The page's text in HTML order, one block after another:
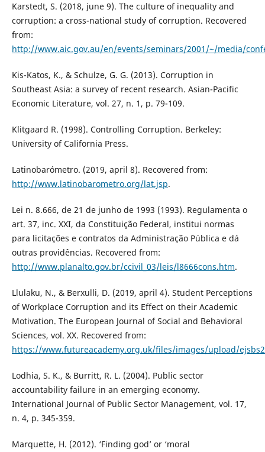
Karstedt, S. (2018, june 9). The culture of inequality and
corruption: a cross-national study of corruption. Recovered
from:
http://www.aic.gov.au/en/events/seminars/2001/~/media/
Kis-Katos, K., & Schulze, G. G. (2013). Corruption in
Southeast Asia: a survey of recent research. Asian-Pacific
Economic Literature, vol. 27, n. 1, p. 79-109.
Klitgaard R. (1998). Controlling Corruption. Berkeley:
University of California Press.
Latinobarómetro. (2019, april 8). Recovered from:
http://www.latinobarometro.org/lat.jsp.
Lei n. 8.666, de 21 de junho de 1993 (1993). Regulamenta o
art. 37, inc. XXI, da Constituição Federal, institui normas
para licitações e contratos da Administração Pública e dá
outras providências. Recovered from:
http://www.planalto.gov.br/ccivil_03/leis/l8666cons.htm.
Llulaku, N., & Berxulli, D. (2019, april 4). Student Perceptions
of Workplace Corruption and its Effect on their Academic
Motivation. The European Journal of Social and Behavioral
Sciences, vol. XX. Recovered from:
https://www.futureacademy.org.uk/files/images/upload/
Lodhia, S. K., & Burritt, R. L. (2004). Public sector
accountability failure in an emerging economy.
International Journal of Public Sector Management, vol. 17,
n. 4, p. 345-359.
Marquette, H. (2012). ‘Finding god’ or ‘moral